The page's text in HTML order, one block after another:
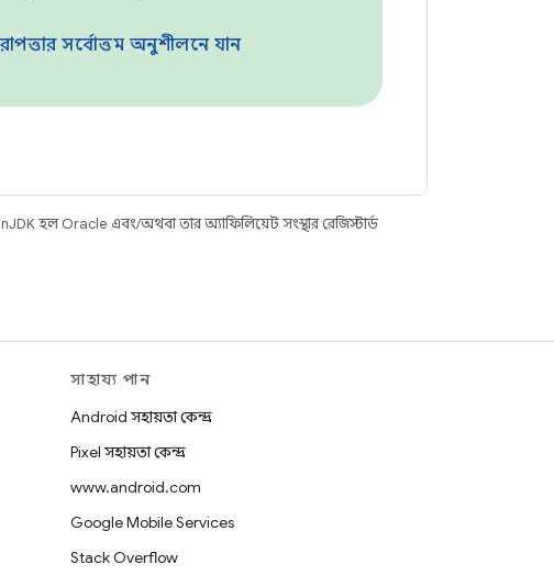
সর্বোত্তম অনুশীলনে যান
হল Oracle এবং/অথবা তার অ্যাফিলিয়েট সংস্থার রেজিস্টার্ড
সাহায্য পান
Android সহায়তা কেন্দ্র
Pixel সহায়তা কেন্দ্র
www.android.com
Google Mobile Services
Stack Overflow